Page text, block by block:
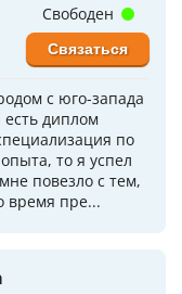
с юго-запада
диплом
по
то я успел
повезло с тем,
время пре...
Свободен
Связаться